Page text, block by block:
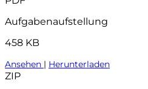
Aufgabenaufstellung
458 KB
Ansehen | Herunterladen
ZIP